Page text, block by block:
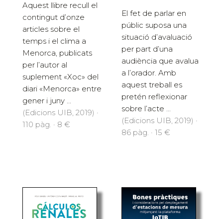
Aquest llibre recull el
contingut d’onze
articles sobre el
temps i el clima a
Menorca, publicats
per l’autor al
suplement «Xoc» del
diari «Menorca» entre
gener i juny ...
(Edicions UIB, 2019) ·
110 pàg. · 8 €
El fet de parlar en
públic suposa una
situació d’avaluació
per part d’una
audiència que avalua
a l’orador. Amb
aquest treball es
pretén reflexionar
sobre l’acte ...
(Edicions UIB, 2019) ·
86 pàg. · 15 €